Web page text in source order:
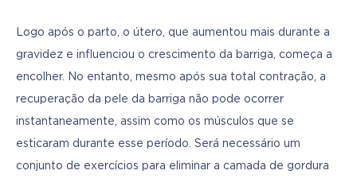
Logo após o parto, o útero, que aumentou mais durante a
gravidez e influenciou o crescimento da barriga, começa a
encolher. No entanto, mesmo após sua total contração, a
recuperação da pele da barriga não pode ocorrer
instantaneamente, assim como os músculos que se
esticaram durante esse período. Será necessário um
conjunto de exercícios para eliminar a camada de gordura